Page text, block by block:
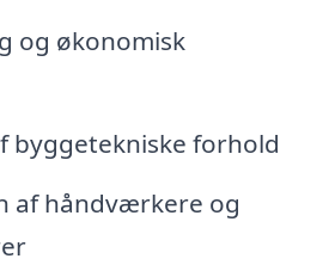
og økonomisk
byggetekniske forhold
af håndværkere og